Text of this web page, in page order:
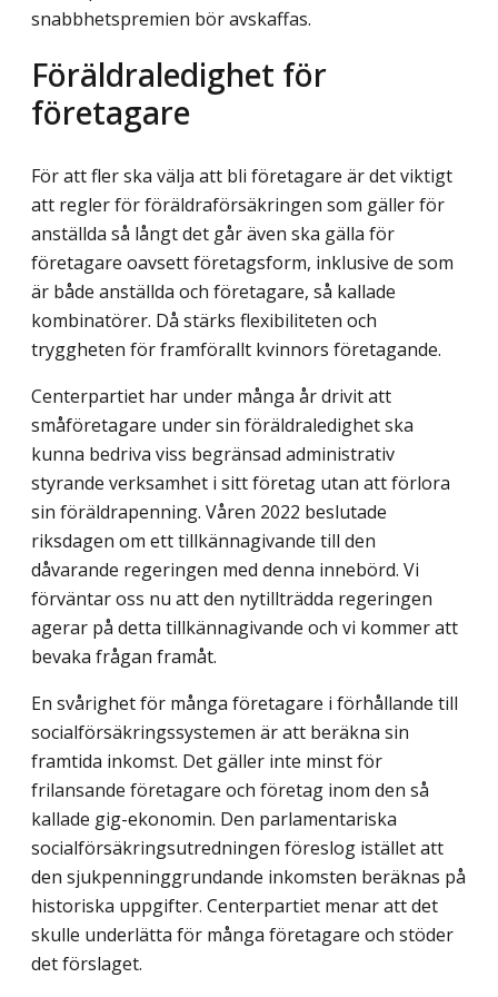
snabbhetspremien bör avskaffas.
Föräldraledighet för
företagare
För att fler ska välja att bli företagare är det viktigt
att regler för föräldraförsäkringen som gäller för
anställda så långt det går även ska gälla för
företagare oavsett företags­form, inklusive de som
är både anställda och företagare, så kallade
kombinatörer. Då stärks flexibiliteten och
tryggheten för framförallt kvinnors företagande.
Centerpartiet har under många år drivit att
småföretagare under sin föräldraledighet ska
kunna bedriva viss begränsad administrativ
styrande verksamhet i sitt företag utan att förlora
sin föräldrapenning. Våren 2022 beslutade
riksdagen om ett tillkännagivande till den
dåvarande regeringen med denna innebörd. Vi
förväntar oss nu att den nytill­trädda regeringen
agerar på detta tillkännagivande och vi kommer att
bevaka frågan framåt.
En svårighet för många företagare i förhållande till
socialförsäkringssystemen är att beräkna sin
framtida inkomst. Det gäller inte minst för
frilansande företagare och företag inom den så
kallade gig-ekonomin. Den parlamentariska
socialförsäkrings­utredningen föreslog istället att
den sjukpenninggrundande inkomsten beräknas på
historiska uppgifter. Centerpartiet menar att det
skulle underlätta för många företagare och stöder
det förslaget.